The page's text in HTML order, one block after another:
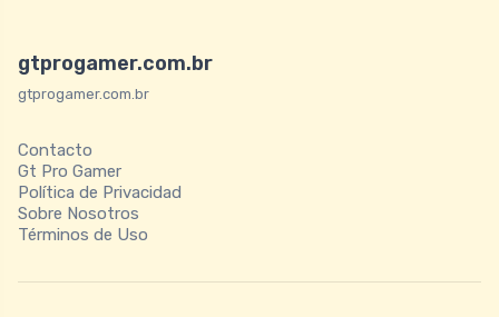
gtprogamer.com.br
gtprogamer.com.br
Contacto
Gt Pro Gamer
Política de Privacidad
Sobre Nosotros
Términos de Uso